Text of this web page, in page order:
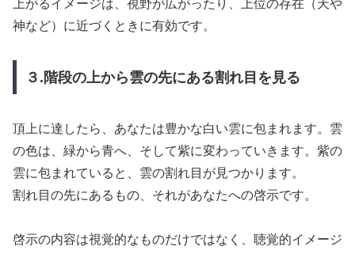
上がるイメージは、視野が広がったり、上位の存在（天や
神など）に近づくときに有効です。
３.階段の上から雲の先にある割れ目を見る
頂上に達したら、あなたは豊かな白い雲に包まれます。雲
の色は、緑から青へ、そして紫に変わっていきます。紫の
雲に包まれていると、雲の割れ目が見つかります。
割れ目の先にあるもの、それがあなたへの啓示です。
啓示の内容は視覚的なものだけではなく、聴覚的イメージ